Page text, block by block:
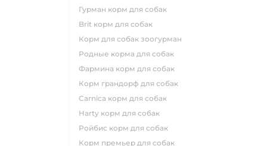
гурман корм для собак
brit корм для собак
корм для собак зоогурман
родные корма для собак
фармина корм для собак
корм грандорф для собак
carnica корм для собак
harty корм для собак
ройбис корм для собак
корм премьер для собак